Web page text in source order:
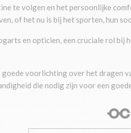
te volgen en het persoonlijke
of het nu is bij het sporten, hun
en opticien, een cruciale rol
goede voorlichting over het dragen
die nodig zijn voor een